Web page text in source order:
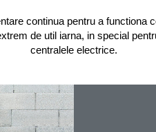
continua pentru a functiona
de util iarna, in special
centralele electrice.